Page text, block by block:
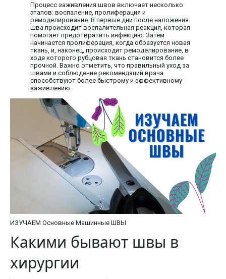
Процесс заживления швов включает несколько
этапов: воспаление, пролиферация и
ремоделирование. В первые дни после наложения
шва происходит воспалительная реакция, которая
помогает предотвратить инфекцию. Затем
начинается пролиферация, когда образуется новая
ткань, и, наконец, происходит ремоделирование, в
ходе которого рубцовая ткань становится более
прочной. Важно отметить, что правильный уход за
швами и соблюдение рекомендаций врача
способствуют более быстрому и эффективному
заживлению.
ИЗУЧАЕМ Основные Машинные ШВЫ
Какими бывают швы в
хирургии